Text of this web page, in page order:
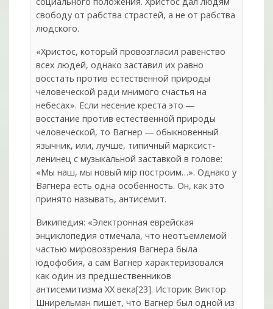
свободу от рабства страстей, а не от рабства
людского.
«Христос, который провозгласил равенство
всех людей, однако заставил их равно
восстать против естественной природы
человеческой ради мнимого счастья на
небесах». Если несение креста это ―
восстание против естественной природы
человеческой, то Вагнер ― обыкновенный
язычник, или, лучше, типичный марксист-
ленинец с музыкальной заставкой в голове:
«Мы наш, мы новый мiр построим…». Однако у
Вагнера есть одна особенность. Он, как это
принято называть, антисемит.
Википедия: «Электронная еврейская
энциклопедия отмечала, что неотъемлемой
частью мировоззрения Вагнера была
юдофобия, а сам Вагнер характеризовался
как один из предшественников
антисемитизма XX века[23]. Историк Виктор
Шнирельман пишет, что Вагнер был одной из